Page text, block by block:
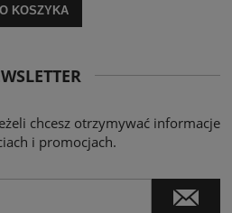
KOSZYKA
chcesz otrzymywać informacje
i promocjach.